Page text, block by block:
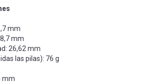
mm
mm
26,62 mm
las pilas): 76 g
mm